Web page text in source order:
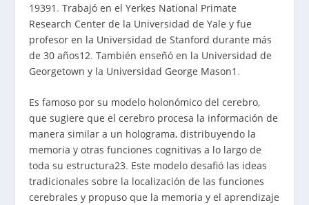
19391 .Trabajó en el Yerkes National Primate
Research Center de la Universidad de Yale y fue
profesor en la Universidad de Stanford durante más
de 30 años1 2.También enseñó en la Universidad de
Georgetown y la Universidad George Mason1 .
Es famoso por su modelo holonómico del cerebro,
que sugiere que el cerebro procesa la información de
manera similar a un holograma, distribuyendo la
memoria y otras funciones cognitivas a lo largo de
toda su estructura23. Este modelo desafió las ideas
tradicionales sobre la localización de las funciones
cerebrales y propuso que la memoria y el aprendizaje